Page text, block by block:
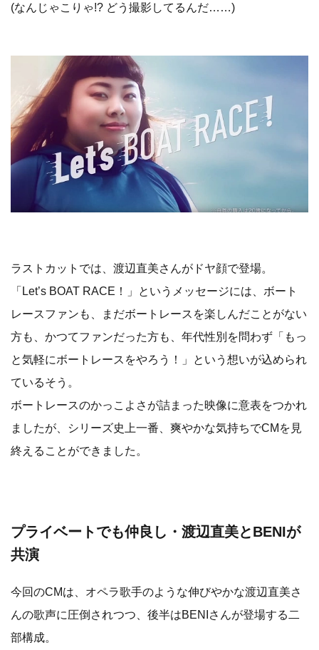
(なんじゃこりゃ!? どう撮影してるんだ……)
ラストカットでは、渡辺直美さんがドヤ顔で登場。
「Let’s BOAT RACE！」というメッセージには、ボート
レースファンも、まだボートレースを楽しんだことがない
方も、かつてファンだった方も、年代性別を問わず「もっ
と気軽にボートレースをやろう！」という想いが込められ
ているそう。
ボートレースのかっこよさが詰まった映像に意表をつかれ
ましたが、シリーズ史上一番、爽やかな気持ちでCMを見
終えることができました。
プライベートでも仲良し・渡辺直美とBENIが
共演
今回のCMは、オペラ歌手のような伸びやかな渡辺直美さ
んの歌声に圧倒されつつ、後半はBENIさんが登場する二
部構成。